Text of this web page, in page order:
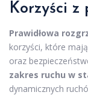
Korzyści z
Prawidłowa
korzyści, które
oraz
zakres ruchu w
dynamicznych